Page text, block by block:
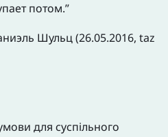
потом.”
Шульц (26.05.2016, taz
для суспільного